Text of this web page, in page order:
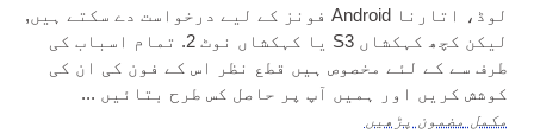
لوڈ، اتارنا Android فونز کے لیے درخواست دے سکتے ہیں,
لیکن کچھ کہکشاں S3 یا کہکشاں نوٹ 2. تمام اسباب کی
طرف سے کے لئے مخصوص ہیں قطع نظر اس کے فون کی ان کی
کوشش کریں اور ہمیں آپ پر حاصل کس طرح بتائیں ...
مکمل مضمون پڑھیں